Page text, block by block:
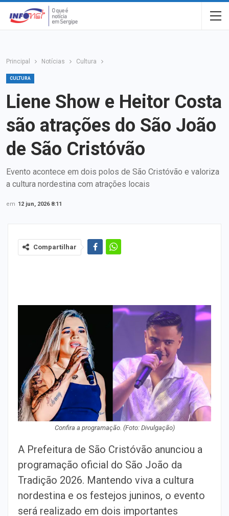
Principal Notícias Cultura
CULTURA
Liene Show e Heitor Costa
são atrações do São João
de São Cristóvão
Evento acontece em dois polos de São Cristóvão e valoriza
a cultura nordestina com atrações locais
em 12 jun, 2026 8:11
Compartilhar
Confira a programação. (Foto: Divulgação)
A Prefeitura de São Cristóvão anunciou a
programação oficial do São João da
Tradição 2026. Mantendo viva a cultura
nordestina e os festejos juninos, o evento
será realizado em dois importantes